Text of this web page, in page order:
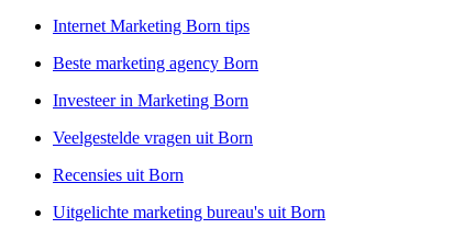
Internet Marketing Born tips
Beste marketing agency Born
Investeer in Marketing Born
Veelgestelde vragen uit Born
Recensies uit Born
Uitgelichte marketing bureau's uit Born